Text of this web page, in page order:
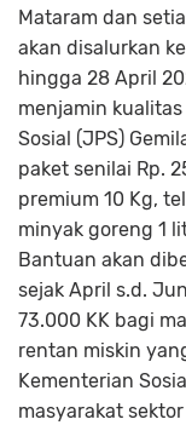
Mataram dan
akan disalurkan
hingga 28 April
menjamin
Sosial (JPS)
paket senilai Rp.
premium 10 Kg,
minyak goreng 1
Bantuan akan
sejak April s.d.
73.000 KK bagi
rentan miskin
Kementerian
masyarakat